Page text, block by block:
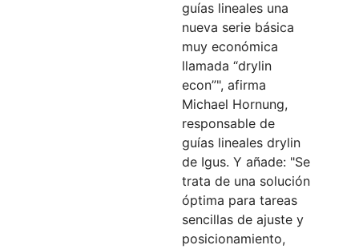
guías lineales una
nueva serie básica
muy económica
llamada “drylin
econ”", afirma
Michael Hornung,
responsable de
guías lineales drylin
de Igus. Y añade: "Se
trata de una solución
óptima para tareas
sencillas de ajuste y
posicionamiento,